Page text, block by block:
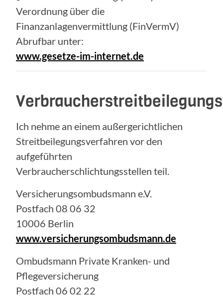
Verordnung über die
Finanzanlagenvermittlung (FinVermV)
Abrufbar unter:
www.gesetze-im-internet.de
Ich nehme an einem außergerichtlichen
Streitbeilegungsverfahren vor den
aufgeführten
Verbraucherschlichtungsstellen teil.
Versicherungsombudsmann e.V.
Postfach 08 06 32
10006 Berlin
www.versicherungsombudsmann.de
Ombudsmann Private Kranken- und
Pflegeversicherung
Postfach 06 02 22